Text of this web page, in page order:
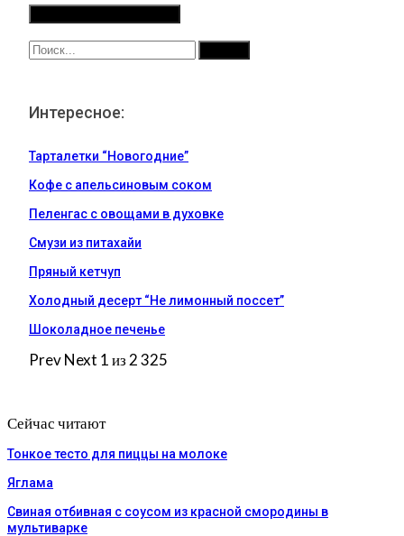
Интересное:
Тарталетки “Новогодние”
Кофе с апельсиновым соком
Пеленгас с овощами в духовке
Смузи из питахайи
Пряный кетчуп
Холодный десерт “Не лимонный поссет”
Шоколадное печенье
PrevNext 1 из 2 325
Сейчас читают
Тонкое тесто для пиццы на молоке
Яглама
Свиная отбивная с соусом из красной смородины в
мультиварке